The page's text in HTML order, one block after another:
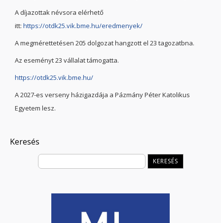
A díjazottak névsora elérhető
itt: https://otdk25.vik.bme.hu/eredmenyek/
A megmérettetésen 205 dolgozat hangzott el 23 tagozatbna.
Az eseményt 23 vállalat támogatta.
https://otdk25.vik.bme.hu/
A 2027-es verseny házigazdája a Pázmány Péter Katolikus
Egyetem lesz.
Keresés